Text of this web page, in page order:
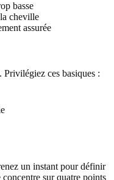
basse
cheville
assurée
. Privilégiez ces basiques :
un instant pour définir
sur quatre points